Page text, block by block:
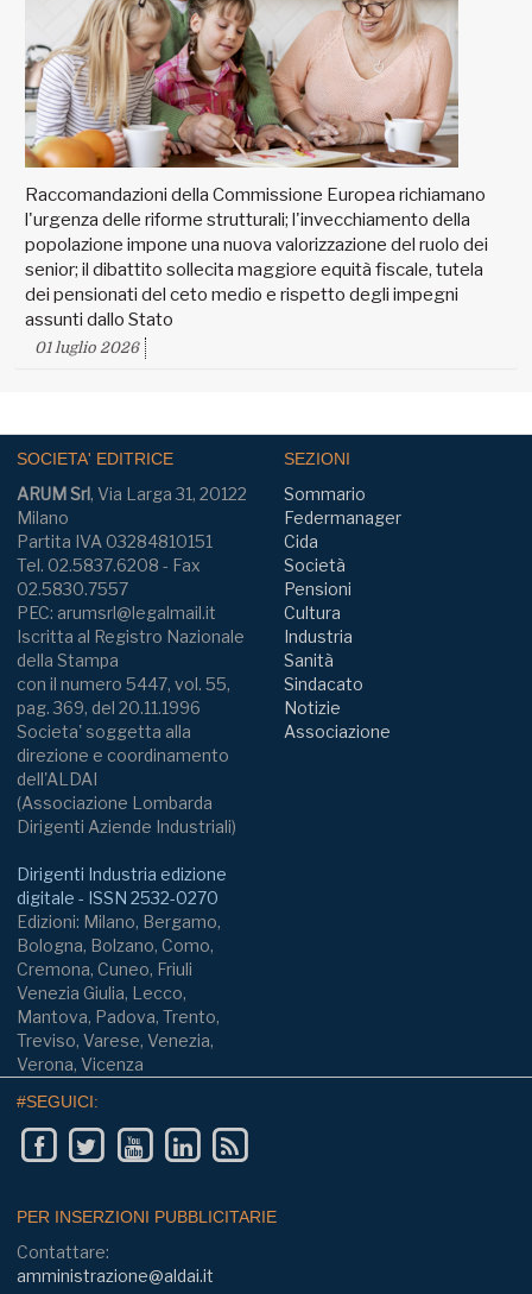
Raccomandazioni della Commissione Europea richiamano
l'urgenza delle riforme strutturali; l'invecchiamento della
popolazione impone una nuova valorizzazione del ruolo dei
senior; il dibattito sollecita maggiore equità fiscale, tutela
dei pensionati del ceto medio e rispetto degli impegni
assunti dallo Stato
01 luglio 2026
SOCIETA' EDITRICE
ARUM Srl, Via Larga 31, 20122
Milano
Partita IVA 03284810151
Tel. 02.5837.6208 - Fax
02.5830.7557
PEC: arumsrl@legalmail.it
Iscritta al Registro Nazionale
della Stampa
con il numero 5447, vol. 55,
pag. 369, del 20.11.1996
Societa' soggetta alla
direzione e coordinamento
dell'ALDAI
(Associazione Lombarda
Dirigenti Aziende Industriali)
Dirigenti Industria edizione
digitale - ISSN 2532-0270
Edizioni: Milano, Bergamo,
Bologna, Bolzano, Como,
Cremona, Cuneo, Friuli
Venezia Giulia, Lecco,
Mantova, Padova, Trento,
Treviso, Varese, Venezia,
Verona, Vicenza
SEZIONI
Sommario
Federmanager
Cida
Società
Pensioni
Cultura
Industria
Sanità
Sindacato
Notizie
Associazione
#SEGUICI:
PER INSERZIONI PUBBLICITARIE
Contattare:
amministrazione@aldai.it